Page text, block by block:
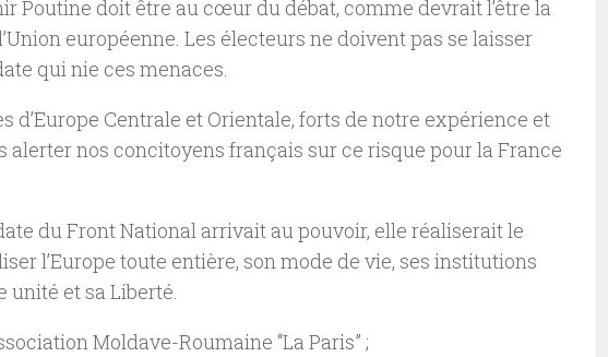
Poutine doit être au cœur du débat, comme devrait l’être la
européenne. Les électeurs ne doivent pas se laisser
qui nie ces menaces.
d’Europe Centrale et Orientale, forts de notre expérience et
alerter nos concitoyens français sur ce risque pour la France
du Front National arrivait au pouvoir, elle réaliserait le
l’Europe toute entière, son mode de vie, ses institutions
unité et sa Liberté.
Moldave-Roumaine “La Paris” ;